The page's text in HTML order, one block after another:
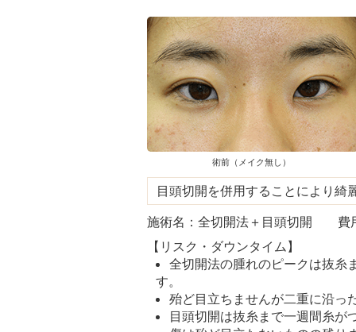
術前（メイク無し）
目頭切開を併用することにより綺
施術名：全切開法＋目頭切開 費
【リスク・ダウンタイム】
全切開法の腫れのピークは抜糸
す。
殆ど目立ちませんが二重に沿っ
目頭切開は抜糸まで一週間糸が